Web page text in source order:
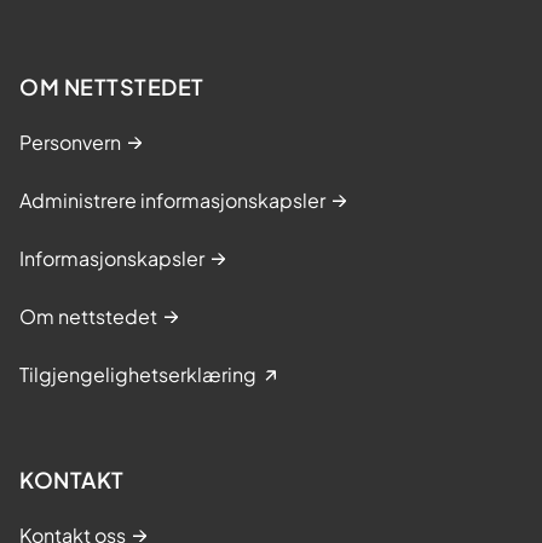
OM NETTSTEDET
Personvern
Administrere informasjonskapsler
Informasjonskapsler
Om nettstedet
Tilgjengelighetserklæring
KONTAKT
Kontakt oss